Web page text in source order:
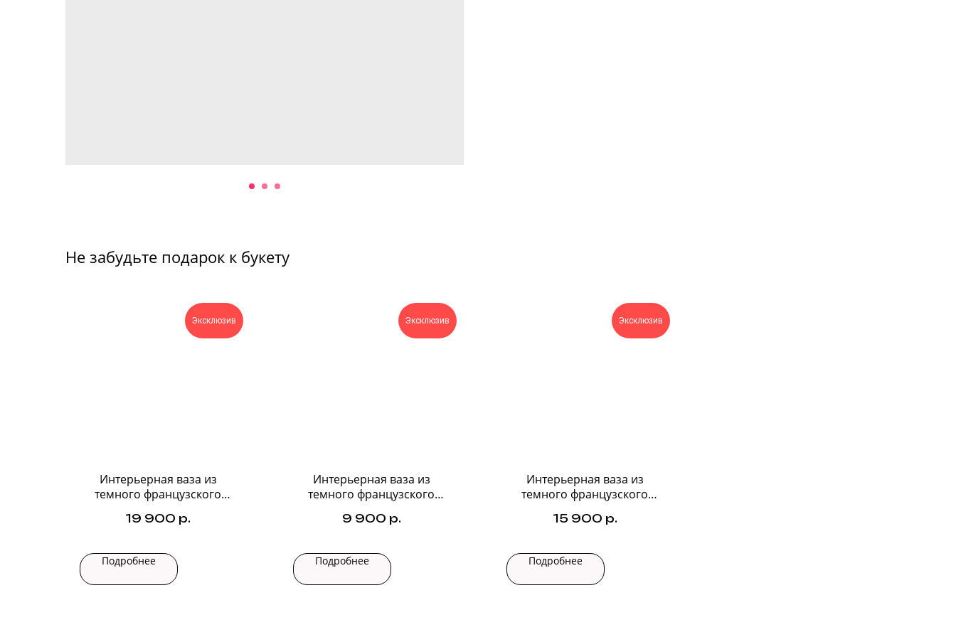
Не забудьте подарок к букету
Эксклюзив
Интерьерная ваза из
темного французского
19 900 р.
Подробнее
Эксклюзив
Интерьерная ваза из
темного французского
9 900 р.
Подробнее
Эксклюзив
Интерьерная ваза из
темного французского
15 900 р.
Подробнее